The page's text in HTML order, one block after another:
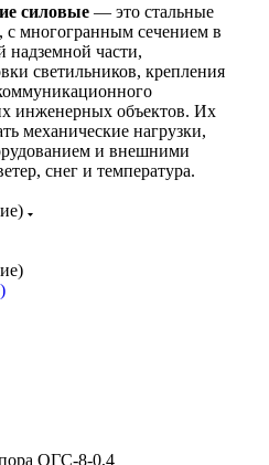
силовые — это стальные
с многогранным сечением в
надземной части,
светильников, крепления
инженерных объектов. Их
механические нагрузки,
и внешними
снег и температура.